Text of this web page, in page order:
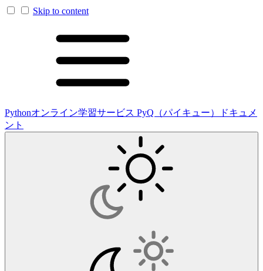
Skip to content
Pythonオンライン学習サービス PyQ（パイキュー）ドキュメ
ント